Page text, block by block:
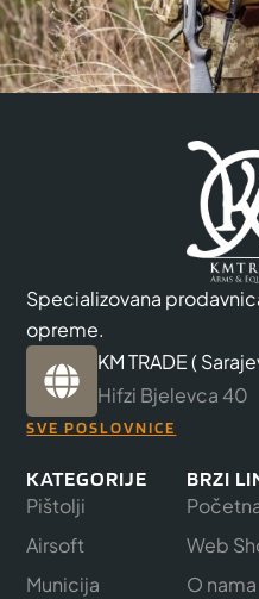
Specializovana
opreme.
KM TRADE (
Hifzi Bjelevca 40
SVE POSLOVNICE
KATEGORIJE
Pištolji
Airsoft
Municija
BRZI
Web
O nama